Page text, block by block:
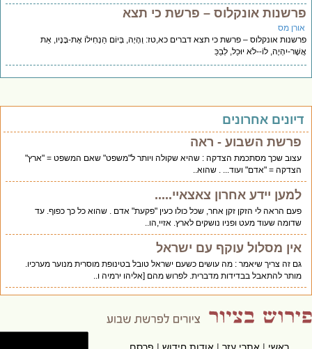
פרשנות אונקלוס – פרשת כי תצא
אורן מס
פרשנות אונקלוס – פרשת כי תצא דברים כא,טז: וְהָיָה, בְּיוֹם הַנְחִילוֹ אֶת-בָּנָיו, אֵת
אֲשֶׁר-יִהְיֶה, לוֹ--לֹא יוּכַל, לְבַכֵּ
דיונים אחרונים
פרשת השבוע - ראה
עצוב שכך מסתכמת הצדקה : שהיא שקולה ויותר ל"משפט" שאם המשפט = "ארץ"
הצדקה = "אדם" ועוד... . שהוא..
למען יידע אחרון צאצאיי.....
פעם הראה לי הזקן זקן אחר, שכל כולו כעין "פקעת" אדם . שהוא כל כך כפוף. עד
שדומה שעוד מעט ופניו נושקים לארץ. אזיי,הו..
אין מסלול עוקף עם ישראל
גם זה צריך שיאמר : מה עושים כשעם ישראל טובל בטינופת מוסרית מנוער מערכיו.
מותר להתאבל בבדידות מדברית. לפרוש מהם [אליהו ירמיה ו..